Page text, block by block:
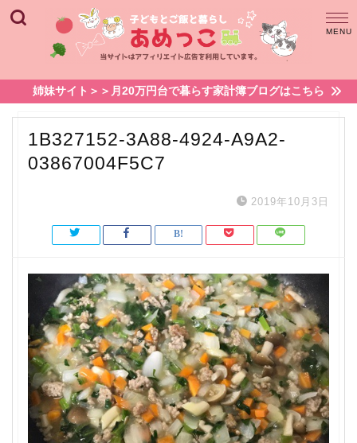
姉妹サイト＞＞月20万円台で暮らす家計簿ブログはこちら
1B327152-3A88-4924-A9A2-
03867004F5C7
2019年10月3日